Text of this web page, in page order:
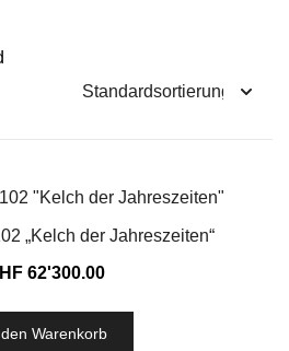
„Kelch der Jahreszeiten“
62'300.00
Warenkorb